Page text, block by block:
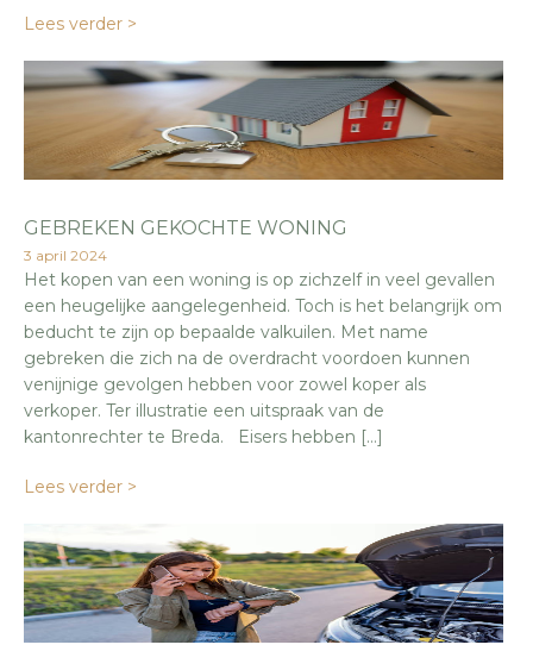
Lees verder >
GEBREKEN GEKOCHTE WONING
3 april 2024
Het kopen van een woning is op zichzelf in veel gevallen
een heugelijke aangelegenheid. Toch is het belangrijk om
beducht te zijn op bepaalde valkuilen. Met name
gebreken die zich na de overdracht voordoen kunnen
venijnige gevolgen hebben voor zowel koper als
verkoper. Ter illustratie een uitspraak van de
kantonrechter te Breda. Eisers hebben […]
Lees verder >